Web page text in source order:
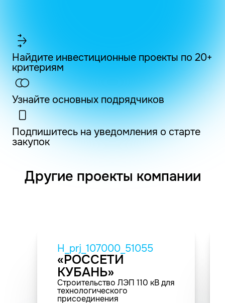
Найдите инвестиционные проекты по 20+
критериям
Узнайте основных подрядчиков
Подпишитесь на уведомления о старте
закупок
Другие проекты компании
H_prj_107000_51055
«РОССЕТИ
КУБАНЬ»
Строительство ЛЭП 110 кВ для
технологического
присоединения